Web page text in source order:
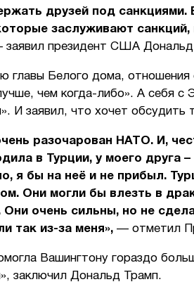
друзей под санкциями.
заслуживают
заявил президент США
главы Белого дома,
чем когда-либо». А себя с
И заявил, что хочет обсудить
разочарован НАТО. И,
в Турции, у моего друга
я бы на неё и не прибыл.
Они могли бы влезть в
Они очень сильны, но не
так из-за меня», — отметил
Вашингтону гораздо
заключил Дональд Трамп.